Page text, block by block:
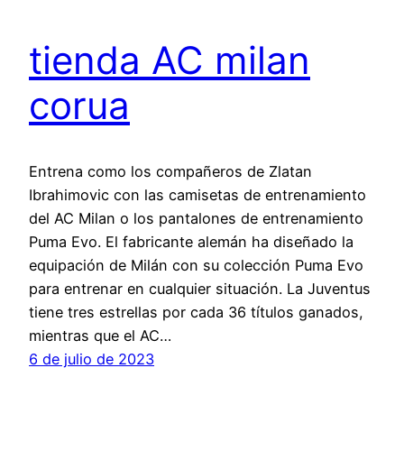
tienda AC milan
corua
Entrena como los compañeros de Zlatan
Ibrahimovic con las camisetas de entrenamiento
del AC Milan o los pantalones de entrenamiento
Puma Evo. El fabricante alemán ha diseñado la
equipación de Milán con su colección Puma Evo
para entrenar en cualquier situación. La Juventus
tiene tres estrellas por cada 36 títulos ganados,
mientras que el AC…
6 de julio de 2023